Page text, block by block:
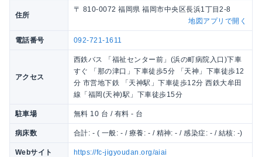
住所
〒 810-0072 福岡県 福岡市中央区長浜1丁目2-8
地図アプリで開く
電話番号 092-721-1611
アクセス
西鉄バス 「福祉センター前」(浜の町病院入口)下車
すぐ 「那の津口」下車徒歩5分 「天神」下車徒歩12
分 市営地下鉄 「天神駅」下車徒歩12分 西鉄大牟田
線「福岡(天神)駅」下車徒歩15分
駐車場 無料 10 台 / 有料 - 台
病床数 合計: - ( 一般: - / 療養: - / 精神: - / 感染症: - / 結核: -)
Webサイト https://fc-jigyoudan.org/aiai